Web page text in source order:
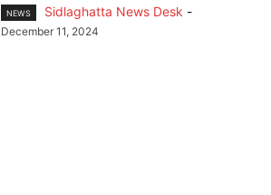
NEWS Sidlaghatta News Desk -
December 11, 2024